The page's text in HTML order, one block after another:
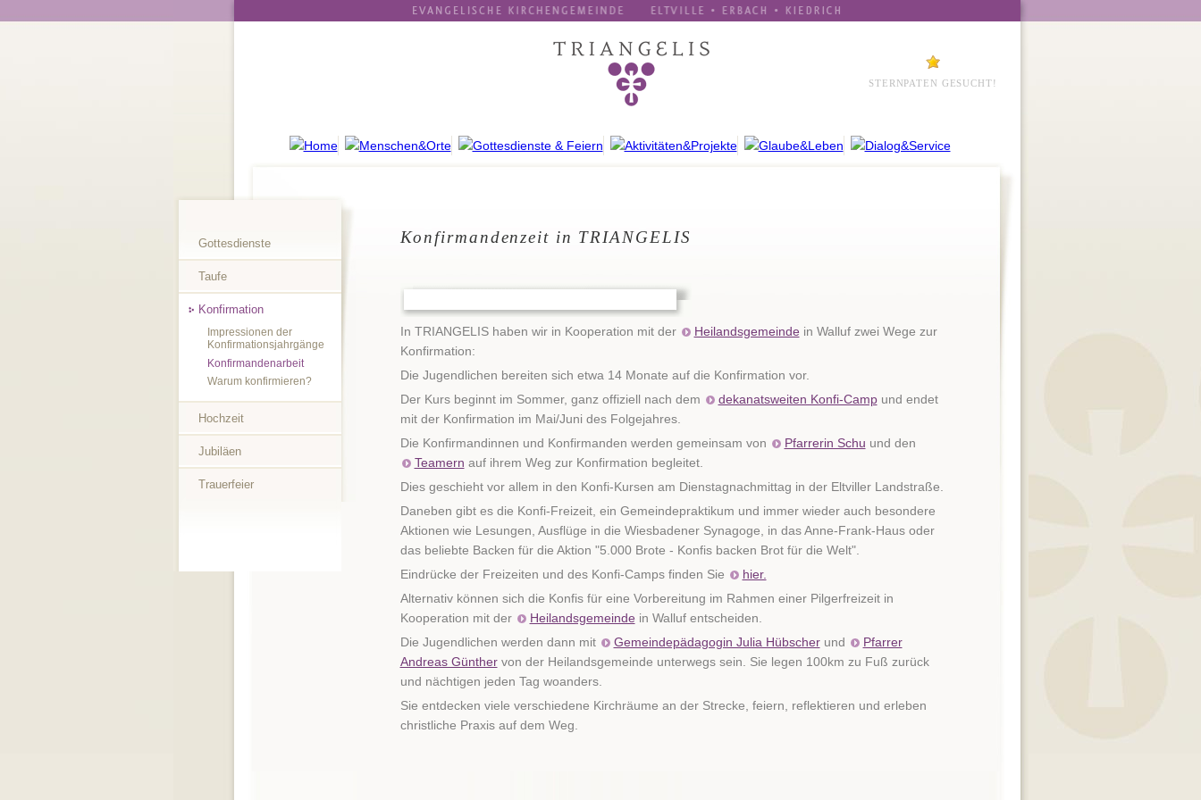
STERNPATEN GESUCHT!
Gottesdienste
Taufe
Konfirmation
Impressionen der
Konfirmationsjahrgänge
Konfirmandenarbeit
Warum konfirmieren?
Hochzeit
Jubiläen
Trauerfeier
Konfirmandenzeit in TRIANGELIS
In TRIANGELIS haben wir in Kooperation mit der Heilandsgemeindein Walluf zwei Wege zur
Konfirmation:
Die Jugendlichen bereiten sich etwa 14 Monate auf die Konfirmation vor.
Der Kurs beginnt im Sommer, ganz offiziell nach dem
dekanatsweiten Konfi-Campund endet
mit der Konfirmation im Mai/Juni des Folgejahres.
Die Konfirmandinnen und Konfirmanden werden gemeinsam von
Pfarrerin Schu und den
Teamern auf ihrem Weg zur Konfirmation begleitet.
Dies geschieht vor allem in den Konfi-Kursen am Dienstagnachmittag in der Eltviller Landstraße.
Daneben gibt es die Konfi-Freizeit, ein Gemeindepraktikum und immer wieder auch besondere
Aktionen wie Lesungen, Ausflüge in die Wiesbadener Synagoge, in das Anne-Frank-Haus oder
das beliebte Backen für die Aktion "5.000 Brote - Konfis backen Brot für die Welt".
Eindrücke der Freizeiten und des Konfi-Camps finden Sie
hier.
Alternativ können sich die Konfis für eine Vorbereitung im Rahmen einer Pilgerfreizeit in
Kooperation mit der
Heilandsgemeindein Walluf entscheiden.
Die Jugendlichen werden dann mit
Gemeindepädagogin Julia Hübscherund
Pfarrer
Andreas Günthervon der Heilandsgemeinde unterwegs sein. Sie legen 100km zu Fuß zurück
und nächtigen jeden Tag woanders.
Sie entdecken viele verschiedene Kirchräume an der Strecke, feiern, reflektieren und erleben
christliche Praxis auf dem Weg.